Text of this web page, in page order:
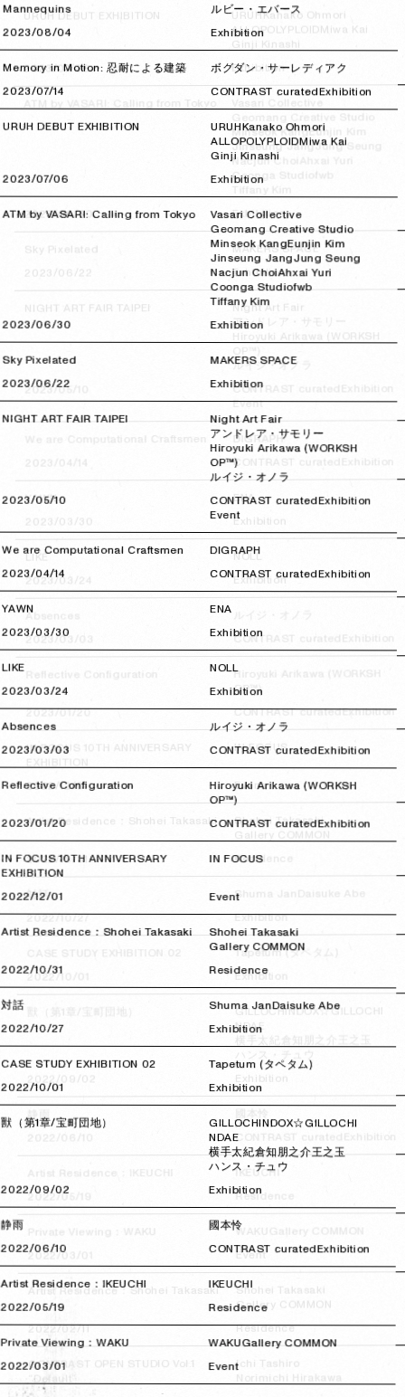
Mannequins ルビー・エバース
2023/08/04
2023/08/04 Exhibition
Memory in Motion: 忍耐による建築 ボグダン・サーレディアク
2023/07/14
2023/07/14 CONTRAST curatedExhibition
URUH DEBUT EXHIBITION URUHKanako Ohmori
ALLOPOLYPLOIDMiwa Kai
Ginji Kinashi
2023/07/06
2023/07/06 Exhibition
ATM by VASARI: Calling from Tokyo Vasari Collective
Geomang Creative Studio
Minseok KangEunjin Kim
Jinseung JangJung Seung
Nacjun ChoiAhxai Yuri
Coonga Studiofwb
Tiffany Kim
2023/06/30
2023/06/30 Exhibition
Sky Pixelated MAKERS SPACE
2023/06/22
2023/06/22 Exhibition
NIGHT ART FAIR TAIPEI Night Art Fair
アンドレア・サモリー
Hiroyuki Arikawa (WORKSH
OP™)
ルイジ・オノラ
2023/05/10
2023/05/10 CONTRAST curatedExhibition
Event
We are Computational Craftsmen DIGRAPH
2023/04/14
2023/04/14 CONTRAST curatedExhibition
YAWN ENA
2023/03/30
2023/03/30 Exhibition
LIKE NOLL
2023/03/24
2023/03/24 Exhibition
Absences ルイジ・オノラ
2023/03/03
2023/03/03 CONTRAST curatedExhibition
Reflective Configuration Hiroyuki Arikawa (WORKSH
OP™)
2023/01/20
2023/01/20 CONTRAST curatedExhibition
IN FOCUS 10TH ANNIVERSARY
EXHIBITION
IN FOCUS
2022/12/01
2022/12/01 Event
Artist Residence：Shohei Takasaki Shohei Takasaki
Gallery COMMON
2022/10/31
2022/10/31 Residence
対話 Shuma JanDaisuke Abe
2022/10/27
2022/10/27 Exhibition
CASE STUDY EXHIBITION 02 Tapetum (タペタム)
2022/10/01
2022/10/01 Exhibition
獸（第1章/宝町団地） GILLOCHINDOX☆GILLOCHI
NDAE
横手太紀倉知朋之介王之玉
ハンス・チュウ
2022/09/02
2022/09/02 Exhibition
静雨 國本怜
2022/06/10
2022/06/10 CONTRAST curatedExhibition
Artist Residence：IKEUCHI IKEUCHI
2022/05/19
2022/05/19 Residence
Private Viewing：WAKU WAKUGallery COMMON
2022/03/01
2022/03/01 Event
URUH DEBUT EXHIBITION URUHKanako Ohmori
ALLOPOLYPLOIDMiwa Kai
Ginji Kinashi
2023/07/06
2023/07/06 Exhibition
ATM by VASARI: Calling from Tokyo Vasari Collective
Geomang Creative Studio
Minseok KangEunjin Kim
Jinseung JangJung Seung
Nacjun Choi
Coonga Studio
Tiffany Kim
2023/06/30
2023/06/30 Exhibition
Sky Pixelated MAKERS SPACE
2023/06/22
2023/06/22 Exhibition
NIGHT ART FAIR TAIPEI Night Art Fair
アンドレア・サモリー
Hiroyuki Arikawa (WORKSH
ルイジ・オノラ
2023/05/10
2023/05/10 CONTRAST curated
Event
We are Computational Craftsmen DIGRAPH
2023/04/14
2023/04/14 CONTRAST curated Exhibition
YAWN ENA
2023/03/30
2023/03/30 Exhibition
LIKE NOLL
2023/03/24
2023/03/24 Exhibition
Absences ルイジ・オノラ
2023/03/03
2023/03/03 CONTRAST curated
Reflective Configuration Hiroyuki Arikawa (WORKSH
OP™)
2023/01/20
2023/01/20 CONTRAST curatedExhibition
IN FOCUS 10TH ANNIVERSARY
EXHIBITION
IN FOCUS
2022/12/01
2022/12/01 Event
Artist Residence：Shohei Takasaki Shohei Takasaki
Gallery COMMON
2022/10/31
2022/10/31 Residence
対話 Shuma Jan
2022/10/27
2022/10/27 Exhibition
CASE STUDY EXHIBITION 02 Tapetum (タペタム)
2022/10/01
2022/10/01 Exhibition
GILLOCHINDOX☆GILLOCHI
NDAE
2022/09/02
2022/09/02 Exhibition
静雨
CONTRAST curated
IKEUCHI
2022/05/19
2022/05/19 Residence
Private Viewing：WAKU WAKU Gallery COMMON
2022/03/01
2022/03/01 Event
Artist Residence：Shohei Takasaki Shohei Takasaki
Gallery COMMON
2022/02/11
2022/02/11 Residence
CONTRAST OPEN STUDIO Vol.1
“Default”
Ichi Tashiro
Norimichi Hirakawa